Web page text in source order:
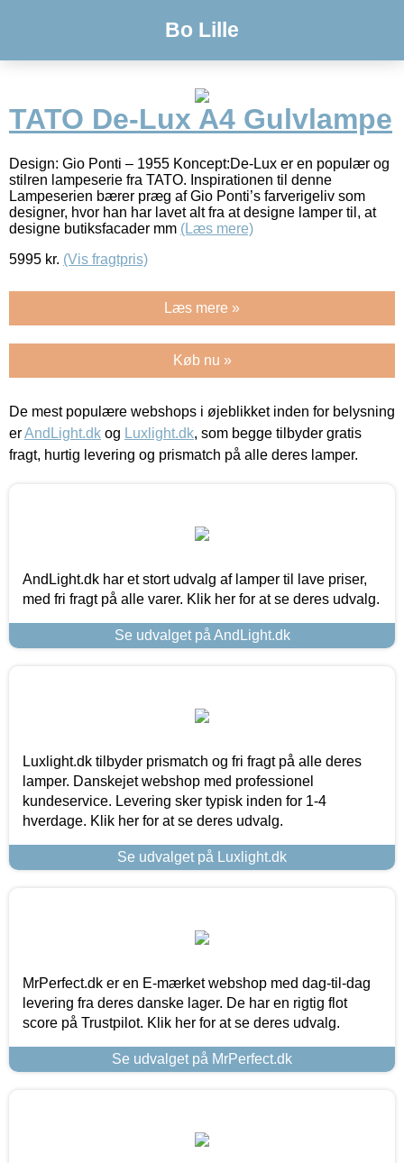
Bo Lille
TATO De-Lux A4 Gulvlampe
Design: Gio Ponti – 1955 Koncept:De-Lux er en populær og
stilren lampeserie fra TATO. Inspirationen til denne
Lampeserien bærer præg af Gio Ponti’s farverigeliv som
designer, hvor han har lavet alt fra at designe lamper til, at
designe butiksfacader mm (Læs mere)
5995 kr. (Vis fragtpris)
Læs mere »
Køb nu »
De mest populære webshops i øjeblikket inden for belysning
erAndLight.dk og Luxlight.dk, som begge tilbyder gratis
fragt, hurtig levering og prismatch på alle deres lamper.
AndLight.dk har et stort udvalg af lamper til lave priser,
med fri fragt på alle varer. Klik her for at se deres udvalg.
Se udvalget på AndLight.dk
Luxlight.dk tilbyder prismatch og fri fragt på alle deres
lamper. Danskejet webshop med professionel
kundeservice. Levering sker typisk inden for 1-4
hverdage. Klik her for at se deres udvalg.
Se udvalget på Luxlight.dk
MrPerfect.dk er en E-mærket webshop med dag-til-dag
levering fra deres danske lager. De har en rigtig flot
score på Trustpilot. Klik her for at se deres udvalg.
Se udvalget på MrPerfect.dk